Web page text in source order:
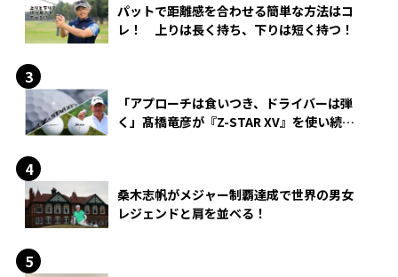
パットで距離感を合わせる簡単な方法はコ
レ！ 上りは長く持ち、下りは短く持つ！
「アプローチは食いつき、ドライバーは弾
く」髙橋竜彦が『Z-STAR XV』を使い続け
桑木志帆がメジャー制覇達成で世界の男女
レジェンドと肩を並べる！